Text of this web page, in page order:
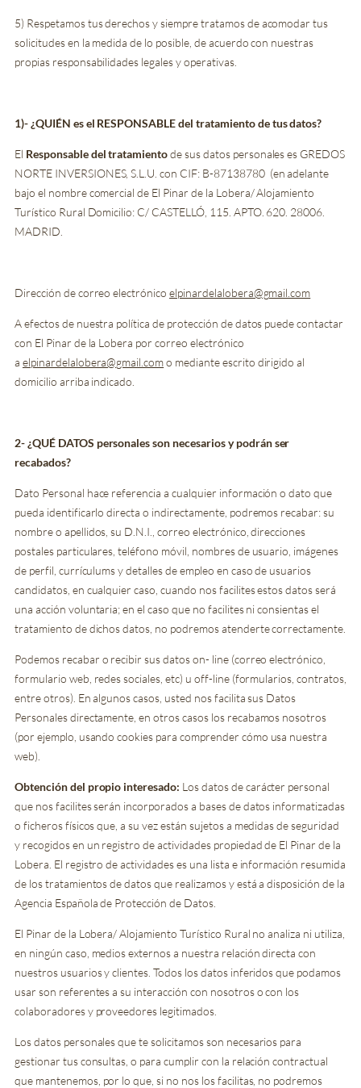
5) Respetamos tus derechos y siempre tratamos de acomodar tus
solicitudes en la medida de lo posible, de acuerdo con nuestras
propias responsabilidades legales y operativas.
1)- ¿QUIÉN es el RESPONSABLE del tratamiento de tus datos?
El Responsable del tratamientode sus datos personales es GREDOS
NORTE INVERSIONES, S.L.U. con CIF: B-87138780 (en adelante
bajo el nombre comercial de El Pinar de la Lobera/ Alojamiento
Turístico Rural Domicilio: C/ CASTELLÓ, 115. APTO. 620. 28006.
MADRID.
Dirección de correo electrónicoelpinardelalobera@gmail.com
A efectos de nuestra política de protección de datos puede contactar
con El Pinar de la Lobera por correo electrónico
a elpinardelalobera@gmail.como mediante escrito dirigido al
domicilio arriba indicado.
2- ¿QUÉ DATOS personales son necesarios y podrán ser
recabados?
Dato Personal hace referencia a cualquier información o dato que
pueda identificarlo directa o indirectamente, podremos recabar: su
nombre o apellidos, su D.N.I., correo electrónico, direcciones
postales particulares, teléfono móvil, nombres de usuario, imágenes
de perfil, currículums y detalles de empleo en caso de usuarios
candidatos, en cualquier caso, cuando nos facilites estos datos será
una acción voluntaria; en el caso que no facilites ni consientas el
tratamiento de dichos datos, no podremos atenderte correctamente.
Podemos recabar o recibir sus datos on- line (correo electrónico,
formulario web, redes sociales, etc) u off-line (formularios, contratos,
entre otros). En algunos casos, usted nos facilita sus Datos
Personales directamente, en otros casos los recabamos nosotros
(por ejemplo, usando cookies para comprender cómo usa nuestra
web).
Obtención del propio interesado: Los datos de carácter personal
que nos facilites serán incorporados a bases de datos informatizadas
o ficheros físicos que, a su vez están sujetos a medidas de seguridad
y recogidos en un registro de actividades propiedad de El Pinar de la
Lobera. El registro de actividades es una lista e información resumida
de los tratamientos de datos que realizamos y está a disposición de la
Agencia Española de Protección de Datos.
El Pinar de la Lobera/ Alojamiento Turístico Rural no analiza ni utiliza,
en ningún caso, medios externos a nuestra relación directa con
nuestros usuarios y clientes. Todos los datos inferidos que podamos
usar son referentes a su interacción con nosotros o con los
colaboradores y proveedores legitimados.
Los datos personales que te solicitamos son necesarios para
gestionar tus consultas, o para cumplir con la relación contractual
que mantenemos, por lo que, si no nos los facilitas, no podremos